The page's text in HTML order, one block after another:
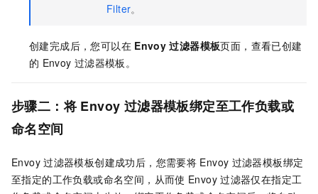
Filter。
创建完成后，您可以在 Envoy 过滤器模板页面，查看已创建
的 Envoy 过滤器模板。
步骤二：将 Envoy 过滤器模板绑定至工作负载或
命名空间
Envoy 过滤器模板创建成功后，您需要将 Envoy 过滤器模板绑定
至指定的工作负载或命名空间，从而使 Envoy 过滤器仅在指定工